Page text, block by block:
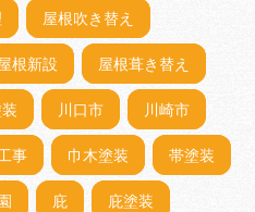
屋根吹き替え
根新設 屋根葺き替え
川口市 川崎市
事 巾木塗装 帯塗装
庇 庇塗装